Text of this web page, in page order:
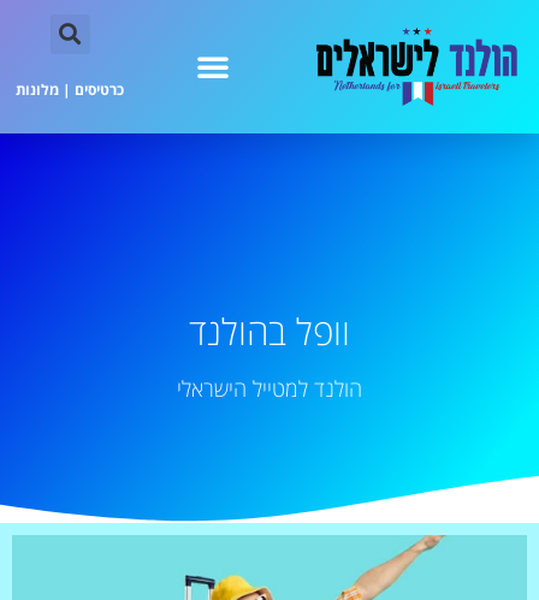
כרטיסים | מלונות
וופל בהולנד
הולנד למטייל הישראלי